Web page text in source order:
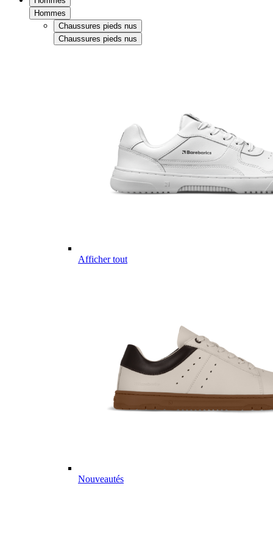
Hommes
Chaussures pieds nus
Chaussures pieds nus
Afficher tout
Nouveautés